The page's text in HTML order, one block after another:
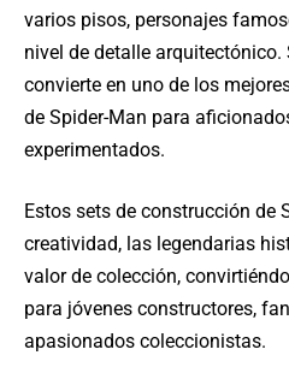
varios pisos, personajes
nivel de detalle
convierte en uno de los
de Spider-Man para
experimentados.
Estos sets de construcción de
creatividad, las legendarias
valor de colección,
para jóvenes constructores,
apasionados coleccionistas.